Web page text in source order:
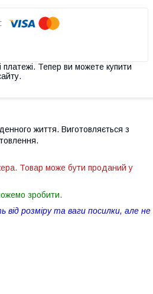
платежі. Тепер ви можете купити
життя. Виготовляється з
Товар може бути проданий у
зробити.
розміру та ваги посилки, але не